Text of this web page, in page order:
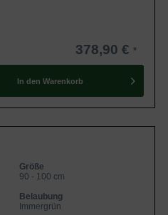
im Frühjahr
derTaxus baccata
Sie müssen bei einer
dass der Boden nicht mehr
Neben einer
möglich das ganze Jahr
ist, dass der Boden
Blog finden Sie
378,90 €
In den Warenkorb
Größe
90 - 100 cm
Belaubung
Immergrün